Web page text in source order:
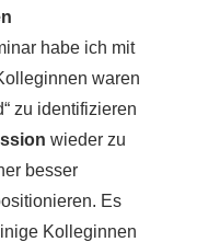
habe ich mit
waren
zu identifizieren
wieder zu
besser
Es
Kolleginnen